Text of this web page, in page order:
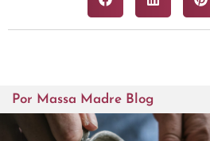
Por Massa Madre Blog